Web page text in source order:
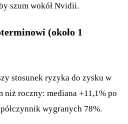
szum wokół Nvidii.
(około 1
stosunek ryzyka do zysku w
niż roczny: mediana +11,1% po
wygranych 78%.